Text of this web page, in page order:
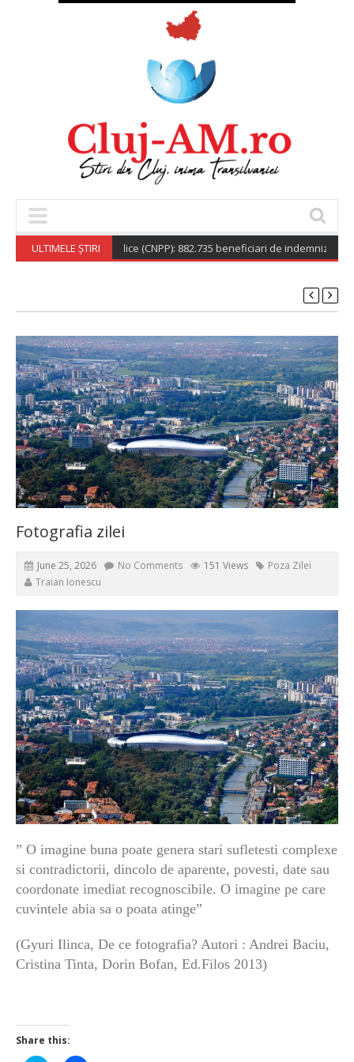
ULTIMELE ȘTIRI
de Pensii Publice (CNPP): 882.735 beneficiari de indemnizație
Fotografia zilei
June 25, 2026 No Comments 151 Views
Poza Zilei
Traian Ionescu
” O imagine buna poate genera stari sufletesti complexe
si contradictorii, dincolo de aparente, povesti, date sau
coordonate imediat recognoscibile. O imagine pe care
cuvintele abia sa o poata atinge”
(Gyuri Ilinca, De ce fotografia? Autori : Andrei Baciu,
Cristina Tinta, Dorin Bofan, Ed.Filos 2013)
Share this: